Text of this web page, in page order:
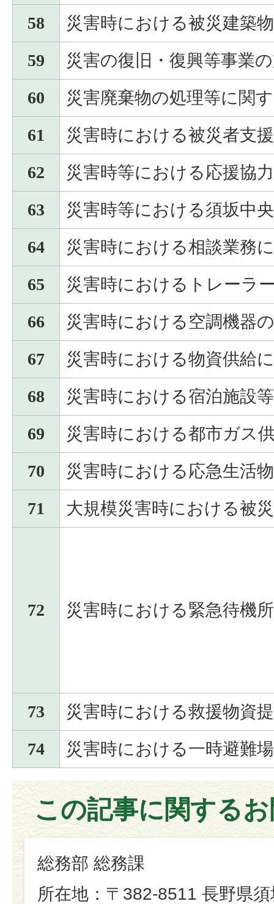
58
災害時における被災建築
59
災害の復旧・復興等事業
60
災害廃棄物の処理等に関
61
災害時における被災者支
62
災害時等における応援協
63
災害時等における須坂中
64
災害時における相談業務
65
災害時におけるトレーラ
66
災害時における空調機器
67
災害時における物資供給
68
災害時における宿泊施設
69
災害時における都市ガス
70
災害時における応急生活
71
大規模災害時における被
72 災害時における緊急待機
73
災害時における救援物資
74
災害時における一時避難
この記事に関する
総務部 総務課
所在地：〒382-8511 長野県